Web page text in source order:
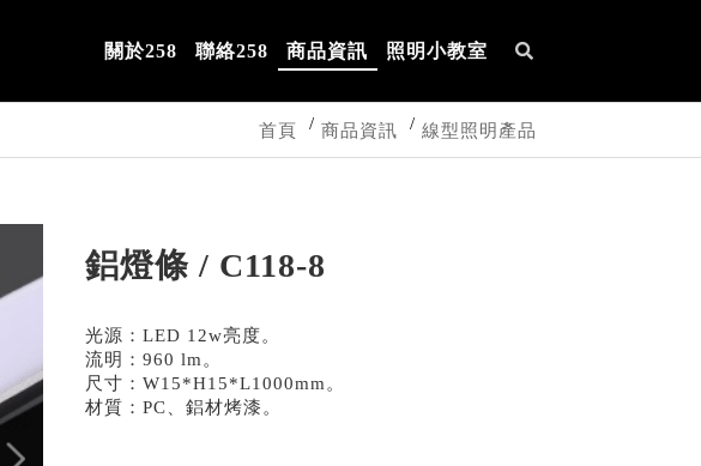
關於258 聯絡258 商品資訊 照明小教室
首頁 商品資訊 線型照明產品
鋁燈條 / C118-8
光源：LED 12w亮度。
流明：960 lm。
尺寸：W15*H15*L1000mm。
材質：PC、鋁材烤漆。